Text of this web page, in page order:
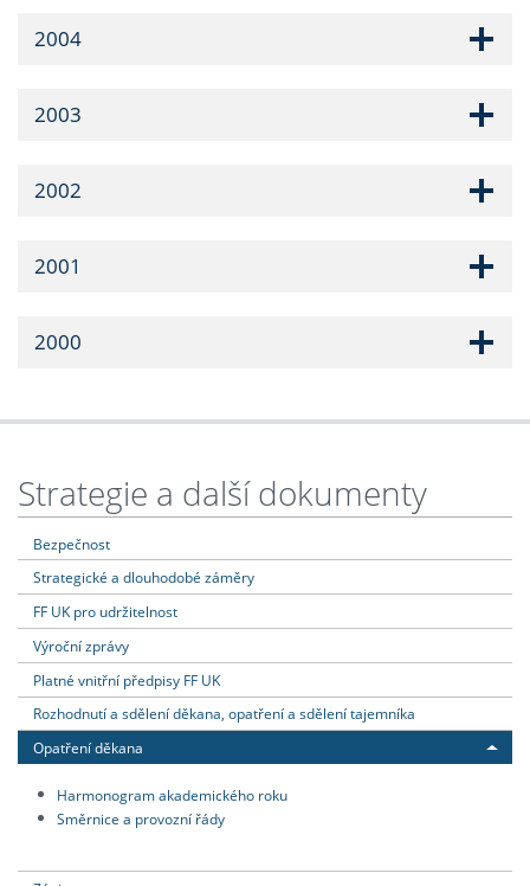
2004
2003
2002
2001
2000
Strategie a další dokumenty
Bezpečnost
Strategické a dlouhodobé záměry
FF UK pro udržitelnost
Výroční zprávy
Platné vnitřní předpisy FF UK
Rozhodnutí a sdělení děkana, opatření a sdělení tajemníka
Opatření děkana
Harmonogram akademického roku
Směrnice a provozní řády